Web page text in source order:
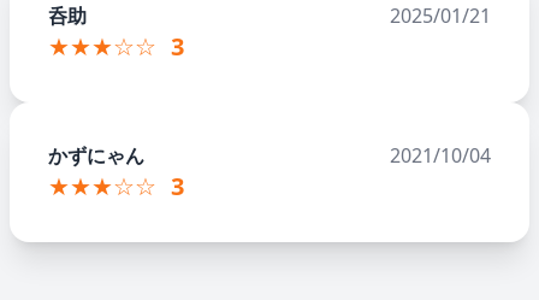
呑助 2025/01/21
★★★☆☆ 3
かずにゃん 2021/10/04
★★★☆☆ 3